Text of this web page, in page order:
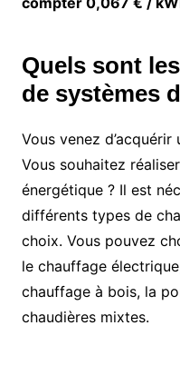
Quels sont
de systèmes
Vous venez
Vous souhaitez
énergétique ? Il est
différents types de
choix. Vous pouvez
le chauffage
chauffage à bois, la
chaudières mixtes.